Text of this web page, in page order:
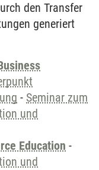
den Transfer
generiert
- Seminar zum
und
Education -
und